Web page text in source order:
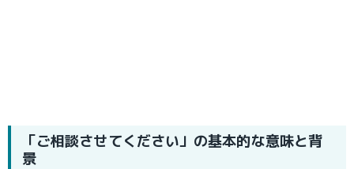
「ご相談させてください」の基本的な意味と背
景